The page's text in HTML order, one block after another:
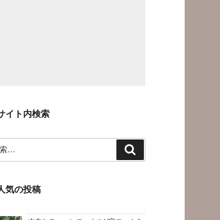
イト内検索
索
気の投稿